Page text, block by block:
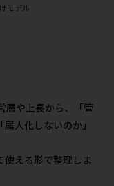
モデル
層や上長から、「管
人化しないのか」
使える形で整理しま